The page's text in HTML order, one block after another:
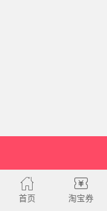
首页 淘宝券